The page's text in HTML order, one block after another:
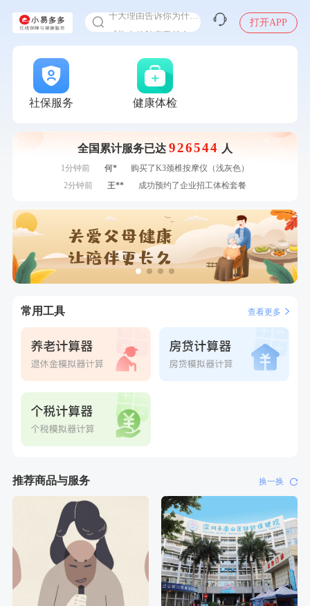
甲状腺癌怎么筛查
打开APP
社保服务 健康体检
全国累计服务已达 926544 人
7分钟前 赵*
购买了油米有福B款
7分钟前
购买了宁安堡新疆无核红枣干150g*2
成功预约了妇科套餐
成功预约了妇科套餐
1分钟前
熊**
购买了时尚羽毛球套装ES-YM601
1分钟前
何*
购买了K3颈椎按摩仪（浅灰色）
2分钟前
王**
成功预约了企业招工体检套餐
林**
购买了小熊电烤箱 DKX-F10M6
4分钟前
潘*
购买了美的1.5L电热水壶HJ1522
6分钟前
华**
成功预约了健康体检一档
成功预约了男性健康套餐
7分钟前
购买了宁安堡新疆无核红枣干150g*2
刚刚
成功预约了妇科套餐
常用工具 查看更多
推荐商品与服务 换一换